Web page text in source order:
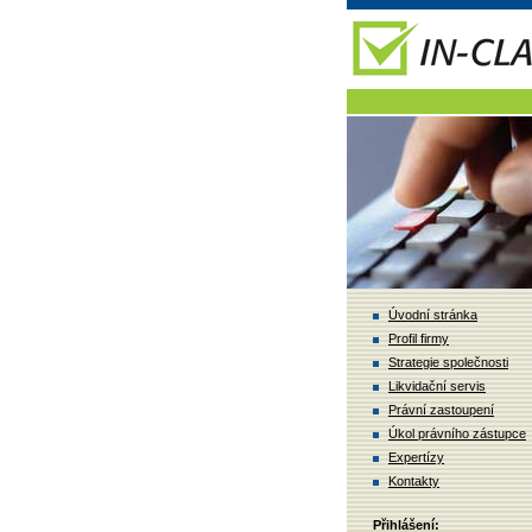
Úvodní stránka
Profil firmy
Strategie společnosti
Likvidační servis
Právní zastoupení
Úkol právního zástupce
Expertízy
Kontakty
Přihlášení: